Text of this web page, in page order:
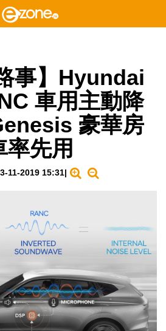
事】Hyundai
車用主動降
豪華房
率先用
11-2019 15:31|